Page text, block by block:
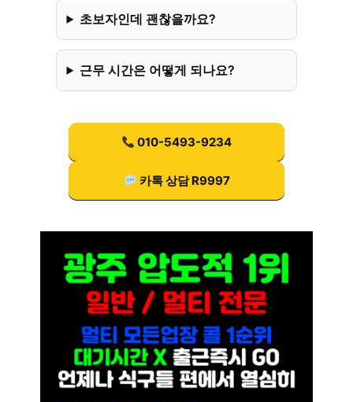
초보자인데 괜찮을까요?
근무 시간은 어떻게 되나요?
010-5493-9234
카톡 상담 R9997